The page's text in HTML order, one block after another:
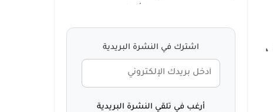
البرنامج الذي سأقدمه هو في الواقع امتداد لمتصفح Chrome يسمى INSSIST عميل الويب لـ Instagram ،
اشترك في النشرة البريدية
أرغب في تلقي النشرة البريدية